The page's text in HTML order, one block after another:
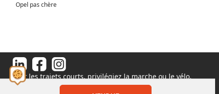
Opel pas chère
Pour les trajets courts, privilégiez la marche ou le vélo.
#SeDéplacerMoinsPolluer